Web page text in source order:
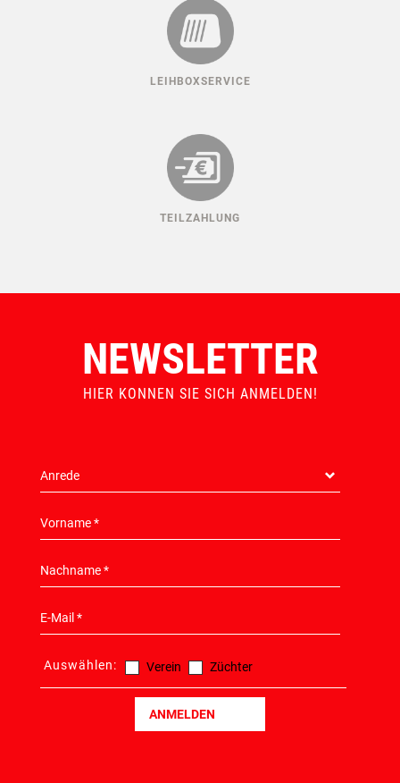
LEIHBOXSERVICE
TEILZAHLUNG
NEWSLETTER
HIER KONNEN SIE SICH ANMELDEN!
Auswählen: Verein Züchter
ANMELDEN